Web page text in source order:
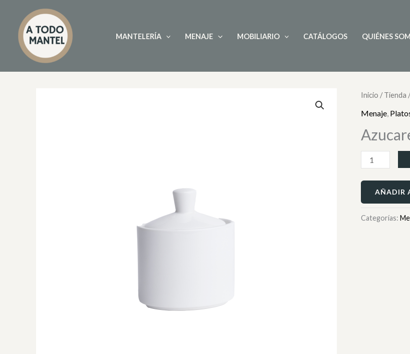
contenido
MANTELERÍA MENAJE MOBILIARIO CATÁLOGOS QUIÉNES
Inicio /Tienda
Menaje
Azucarero
Steelite
cantidad
AÑADIR
Categorías: